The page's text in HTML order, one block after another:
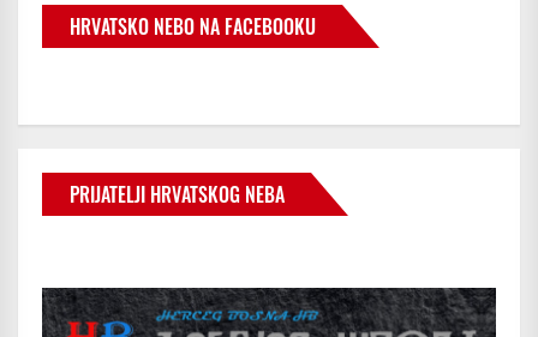
HRVATSKO NEBO NA FACEBOOKU
PRIJATELJI HRVATSKOG NEBA